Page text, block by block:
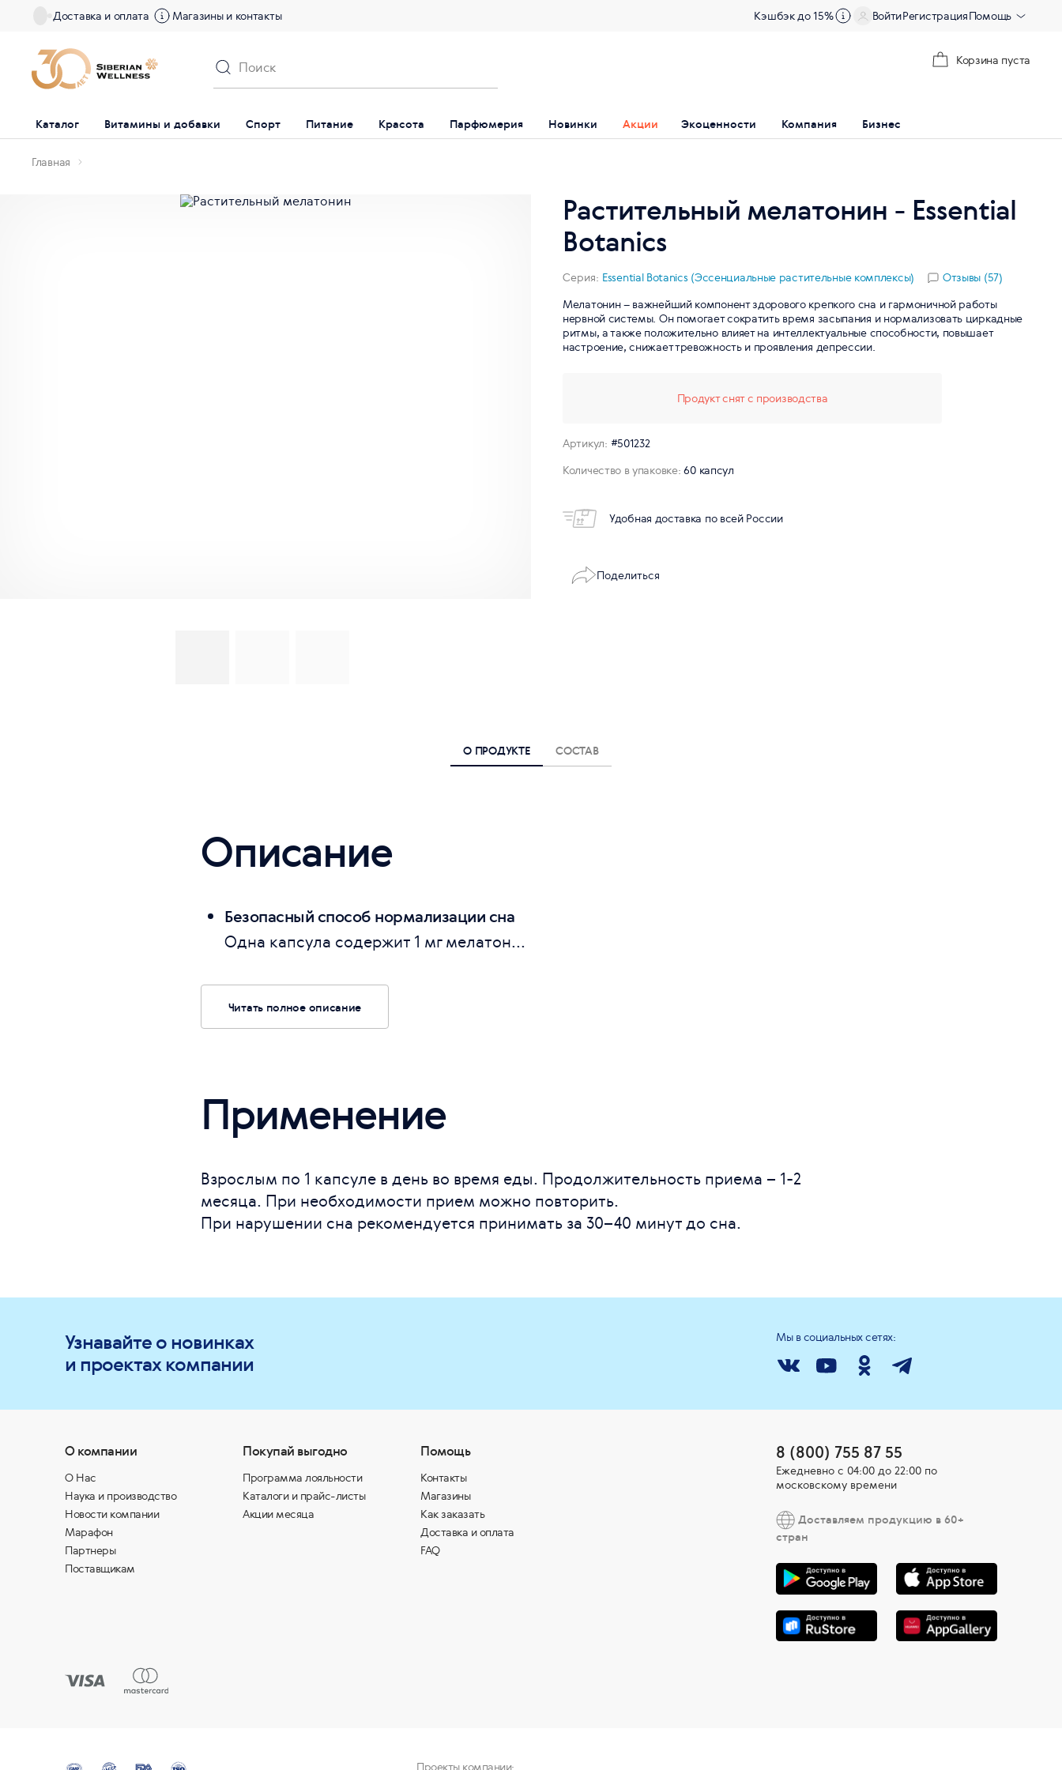
Доставка и оплата Магазины и контакты Кэшбэк до 15% ВойтиРегистрацияПомощь
Корзина пуста
Каталог Витамины и добавки Спорт Питание Красота Парфюмерия Новинки Акции Экоценности Компания Бизнес
Главная
Растительный мелатонин - Essential
Botanics
Серия: Essential Botanics (Эссенциальные растительные комплексы)
Отзывы (57)
Мелатонин – важнейший компонент здорового крепкого сна и гармоничной работы
нервной системы. Он помогает сократить время засыпания и нормализовать циркадные
ритмы, а также положительно влияет на интеллектуальные способности, повышает
настроение, снижает тревожность и проявления депрессии.
Продукт снят с производства
Артикул: #501232
Количество в упаковке: 60 капсул
Удобная доставка по всей России
Поделиться
О ПРОДУКТЕ СОСТАВ
Описание
Безопасный способ нормализации сна
Одна капсула содержит 1 мг мелатон...
Читать полное описание
Применение
Взрослым по 1 капсуле в день во время еды. Продолжительность приема – 1-2
месяца. При необходимости прием можно повторить.
При нарушении сна рекомендуется принимать за 30–40 минут до сна.
Узнавайте о новинках
и проектах компании
Мы в социальных сетях:
О компании
О Нас
Наука и производство
Новости компании
Марафон
Партнеры
Поставщикам
Покупай выгодно
Программа лояльности
Каталоги и прайс-листы
Акции месяца
Помощь
Контакты
Магазины
Как заказать
Доставка и оплата
FAQ
8 (800) 755 87 55
Ежедневно c 04:00 до 22:00 по
московскому времени
Доставляем продукцию в 60+
стран
Проекты компании: